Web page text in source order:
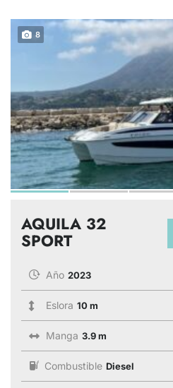
8
AQUILA 32
SPORT
Año 2023
Eslora 10 m
Manga 3.9 m
Combustible Diesel